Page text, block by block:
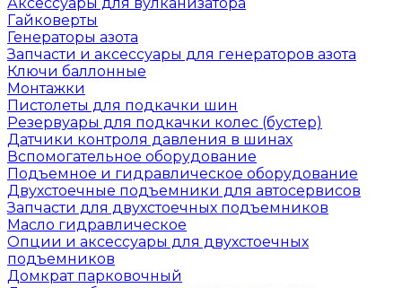
Гайковерты
Генераторы азота
Запчасти и аксессуары для генераторов азота
Ключи баллонные
Монтажки
Пистолеты для подкачки шин
Резервуары для подкачки колес (бустер)
Датчики контроля давления в шинах
Вспомогательное оборудование
Подъемное и гидравлическое оборудование
Двухстоечные подъемники для автосервисов
Запчасти для двухстоечных подъемников
Масло гидравлическое
Опции и аксессуары для двухстоечных
подъемников
Домкрат парковочный